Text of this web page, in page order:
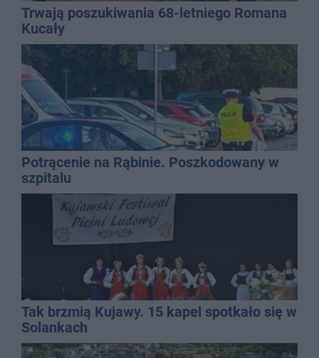
Trwają poszukiwania 68-letniego Romana
Kucały
Potrącenie na Rąbinie. Poszkodowany w
szpitalu
Tak brzmią Kujawy. 15 kapel spotkało się w
Solankach